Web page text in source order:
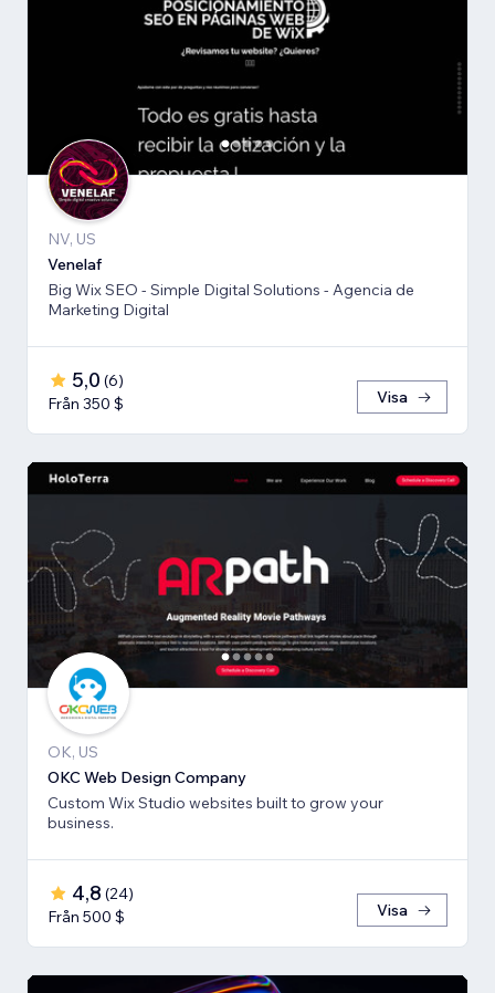
NV, US
Venelaf
Big Wix SEO - Simple Digital Solutions - Agencia de
Marketing Digital
5,0 (6)
Från 350 $
Visa
OK, US
OKC Web Design Company
Custom Wix Studio websites built to grow your
business.
4,8 (24)
Från 500 $
Visa